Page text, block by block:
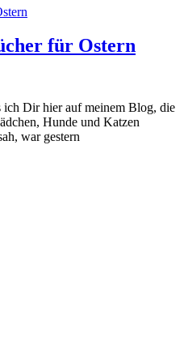
für Ostern
ich Dir hier auf meinem Blog, die
Hunde und Katzen
war gestern